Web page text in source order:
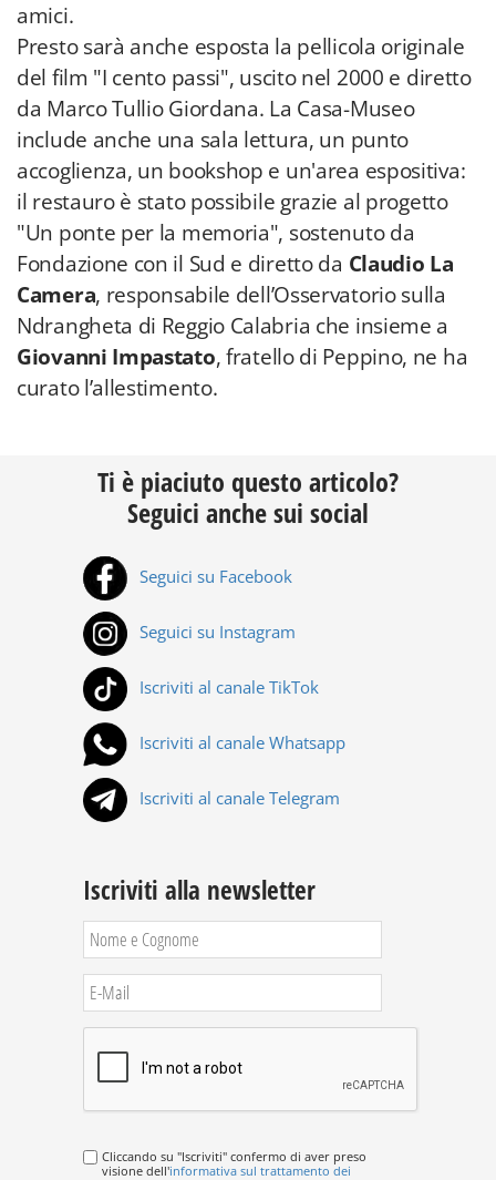
amici.
Presto sarà anche esposta la pellicola originale
del film "I cento passi", uscito nel 2000 e diretto
da Marco Tullio Giordana. La Casa-Museo
include anche una sala lettura, un punto
accoglienza, un bookshop e un'area espositiva:
il restauro è stato possibile grazie al progetto
"Un ponte per la memoria", sostenuto da
Fondazione con il Sud e diretto da Claudio La
Camera, responsabile dell’Osservatorio sulla
Ndrangheta di Reggio Calabria che insieme a
Giovanni Impastato, fratello di Peppino, ne ha
curato l’allestimento.
Ti è piaciuto questo articolo?
Seguici anche sui social
Seguici su Facebook
Seguici su Instagram
Iscriviti al canale TikTok
Iscriviti al canale Whatsapp
Iscriviti al canale Telegram
Iscriviti alla newsletter
Cliccando su "Iscriviti" confermo di aver preso
visione dell'informativa sul trattamento dei